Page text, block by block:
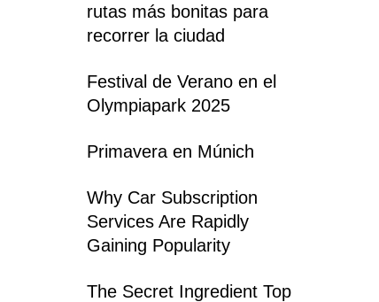
rutas más bonitas para
recorrer la ciudad
Festival de Verano en el
Olympiapark 2025
Primavera en Múnich
Why Car Subscription
Services Are Rapidly
Gaining Popularity
The Secret Ingredient Top